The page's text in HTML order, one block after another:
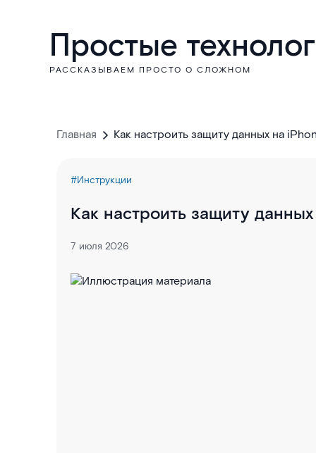
Простые
РАССКАЗЫВАЕМ ПРОСТО О СЛОЖНОМ
Главная Как настроить защиту данных на
#Инструкции
Как настроить защиту
7 июля 2026